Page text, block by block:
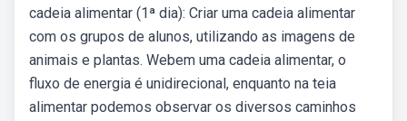
cadeia alimentar (1ª dia): Criar uma cadeia alimentar
com os grupos de alunos, utilizando as imagens de
animais e plantas. Webem uma cadeia alimentar, o
fluxo de energia é unidirecional, enquanto na teia
alimentar podemos observar os diversos caminhos